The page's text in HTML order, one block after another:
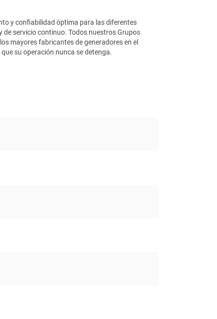
y confiabilidad óptima para las diferentes
servicio continuo. Todos nuestros Grupos
mayores fabricantes de generadores en el
su operación nunca se detenga.